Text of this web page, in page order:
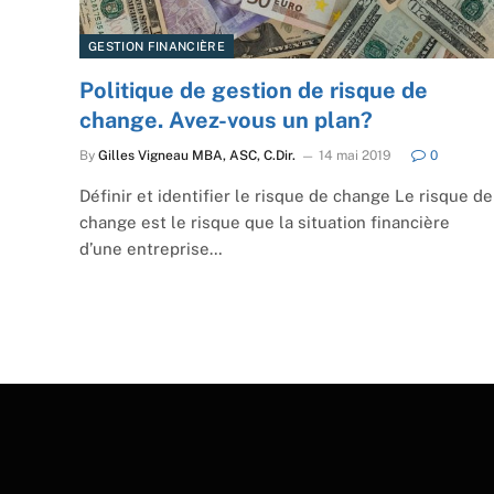
GESTION FINANCIÈRE
Politique de gestion de risque de
change. Avez-vous un plan?
By Gilles Vigneau MBA, ASC, C.Dir. 14 mai 2019 0
Définir et identifier le risque de change Le risque de
change est le risque que la situation financière
d’une entreprise…